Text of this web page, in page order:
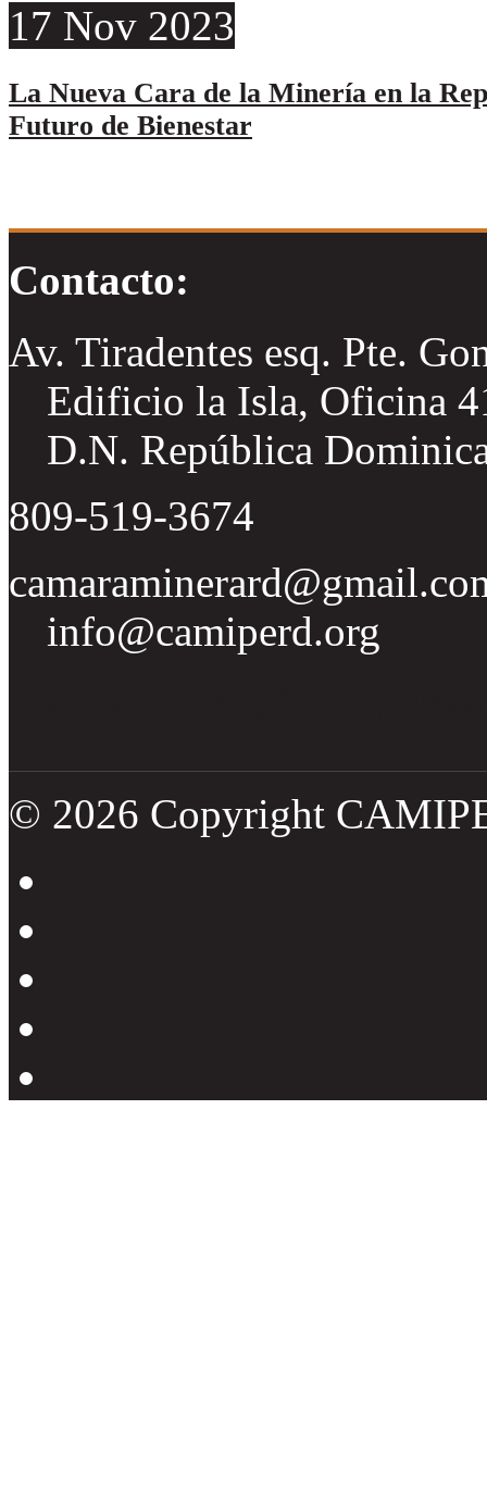
17 Nov 2023
La Nueva Cara de la Minería en la
Futuro de Bienestar
Contacto:
Av. Tiradentes esq. Pte.
Edificio la Isla, Oficina
D.N. República
809-519-3674
info@camiperd.org
© 2026 Copyright